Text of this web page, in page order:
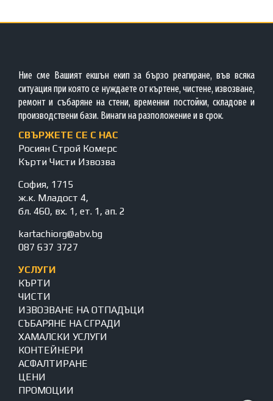
Ние сме Вашият екшън екип за бързо реагиране, във всяка
ситуация при която се нуждаете от къртене, чистене, извозване,
ремонт и събаряне на стени, временни постойки, складове и
производствени бази. Винаги на разположение и в срок.
СВЪРЖЕТЕ СЕ С НАС
Росиян Строй Комерс
Кърти Чисти Извозва
София, 1715
ж.к. Младост 4,
бл. 460, вх. 1, ет. 1, ап. 2
kartachiorg@abv.bg
087 637 3727
УСЛУГИ
КЪРТИ
ЧИСТИ
ИЗВОЗВАНЕ НА ОТПАДЪЦИ
СЪБАРЯНЕ НА СГРАДИ
ХАМАЛСКИ УСЛУГИ
КОНТЕЙНЕРИ
АСФАЛТИРАНЕ
ЦЕНИ
ПРОМОЦИИ